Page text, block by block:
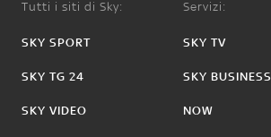
Tutti i siti di Sky:
SKY SPORT
SKY TG 24
SKY VIDEO
Servizi:
SKY TV
SKY BUSINESS
NOW